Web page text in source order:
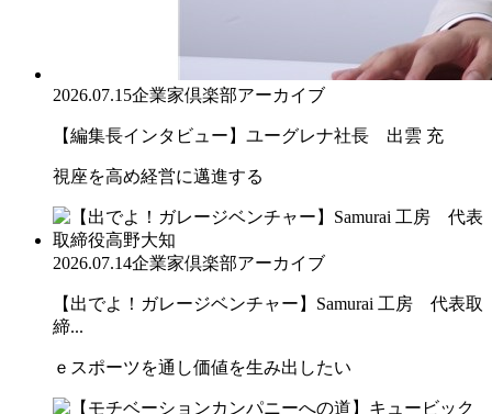
2026.07.15企業家倶楽部アーカイブ
【編集長インタビュー】ユーグレナ社長 出雲 充
視座を高め経営に邁進する
2026.07.14企業家倶楽部アーカイブ
【出でよ！ガレージベンチャー】Samurai 工房 代表取
締...
ｅスポーツを通し価値を生み出したい